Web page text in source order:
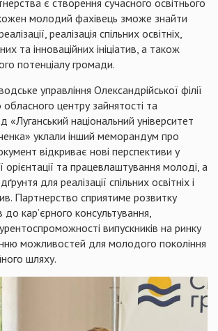
є створення сучасного освітнього
молодий фахівець зможе знайти
реалізація спільних освітніх,
та інноваційних ініціатив, а також
потенціалу громади.
управління Олександрійської філії
обласного центру зайнятості та
національний університет
уклали інший меморандум про
відкриває нові перспективи у
орієнтації та працевлаштування молоді, а
для реалізації спільних освітніх і
Партнерство сприятиме розвитку
до кар’єрного консультування,
випускників на ринку
можливостей для молодого покоління
шляху.